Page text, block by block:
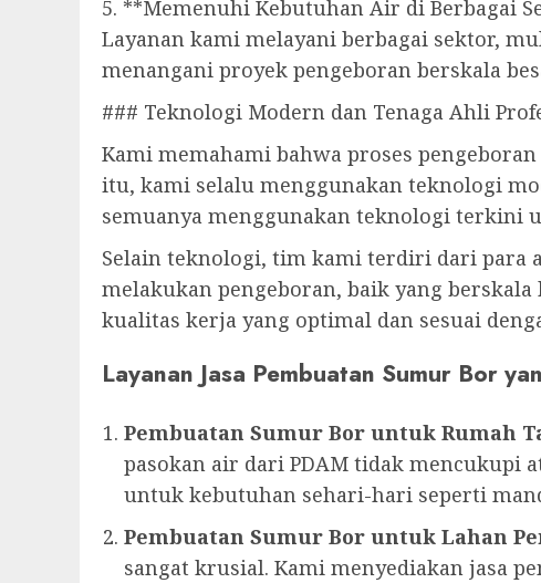
5. **Memenuhi Kebutuhan Air di Berbagai
Layanan kami melayani berbagai sektor,
menangani proyek pengeboran berskala
### Teknologi Modern dan Tenaga Ahli
Kami memahami bahwa proses
itu, kami selalu menggunakan teknologi
semuanya menggunakan teknologi terkini
Selain teknologi, tim kami terdiri dari para
melakukan pengeboran, baik yang
kualitas kerja yang optimal dan sesuai
Layanan Jasa Pembuatan Sumur Bor
Pembuatan Sumur Bor untuk Rumah
pasokan air dari PDAM tidak mencukupi
untuk kebutuhan sehari-hari seperti
Pembuatan Sumur Bor untuk Lahan
sangat krusial. Kami menyediakan jasa